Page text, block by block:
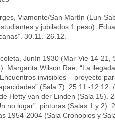
Viamonte/San Martín (Lun-
y jubilados 1 peso):
30.11.-26.12.
Junín 1930 (Mar-Vie 14-21,
Margarita Wilson Rae, “La
invisibles – proyecto
(Sala 7). 25.11.-12.12.
Hetty van der Linden (Sala 15).
no lugar”, pinturas (Salas 1 y 2).
1954-2004 (Sala Cronopios y